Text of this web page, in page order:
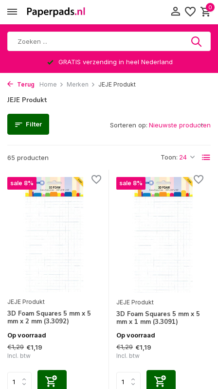
0
GRATIS verzending in heel Nederland
Terug Home Merken JEJE Produkt
JEJE Produkt
Filter
65 producten Toon:
Sorteren op:
sale 8%
JEJE Produkt
3D Foam Squares 5 mm x 5
mm x 2 mm (3.3092)
Op voorraad
€1,29 €1,19
Incl. btw
sale 8%
JEJE Produkt
3D Foam Squares 5 mm x 5
mm x 1 mm (3.3091)
Op voorraad
€1,29 €1,19
Incl. btw